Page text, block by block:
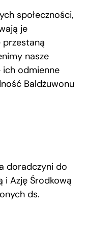
społeczności,
je
przestaną
nasze
ich odmienne
Baldżuwonu
doradczyni do
i Azję Środkową
ds.